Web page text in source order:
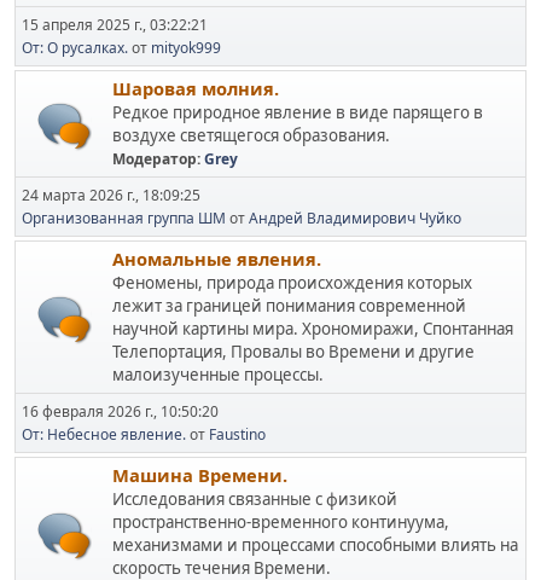
15 апреля 2025 г., 03:22:21
От: О русалках.от mityok999
Шаровая молния.
Редкое природное явление в виде парящего в
воздухе светящегося образования.
Модератор:Grey
24 марта 2026 г., 18:09:25
Организованная группа ШМ отАндрей Владимирович Чуйко
Аномальные явления.
Феномены, природа происхождения которых
лежит за границей понимания современной
научной картины мира. Хрономиражи, Спонтанная
Телепортация, Провалы во Времени и другие
малоизученные процессы.
16 февраля 2026 г., 10:50:20
От: Небесное явление.от Faustino
Машина Времени.
Исследования связанные с физикой
пространственно-временного континуума,
механизмами и процессами способными влиять на
скорость течения Времени.